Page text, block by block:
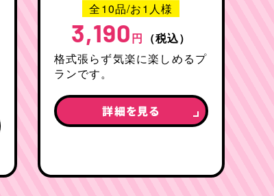
全10品/お1人様
3,190円 （税込）
格式張らず気楽に楽しめるプ
ランです。
詳細を見る